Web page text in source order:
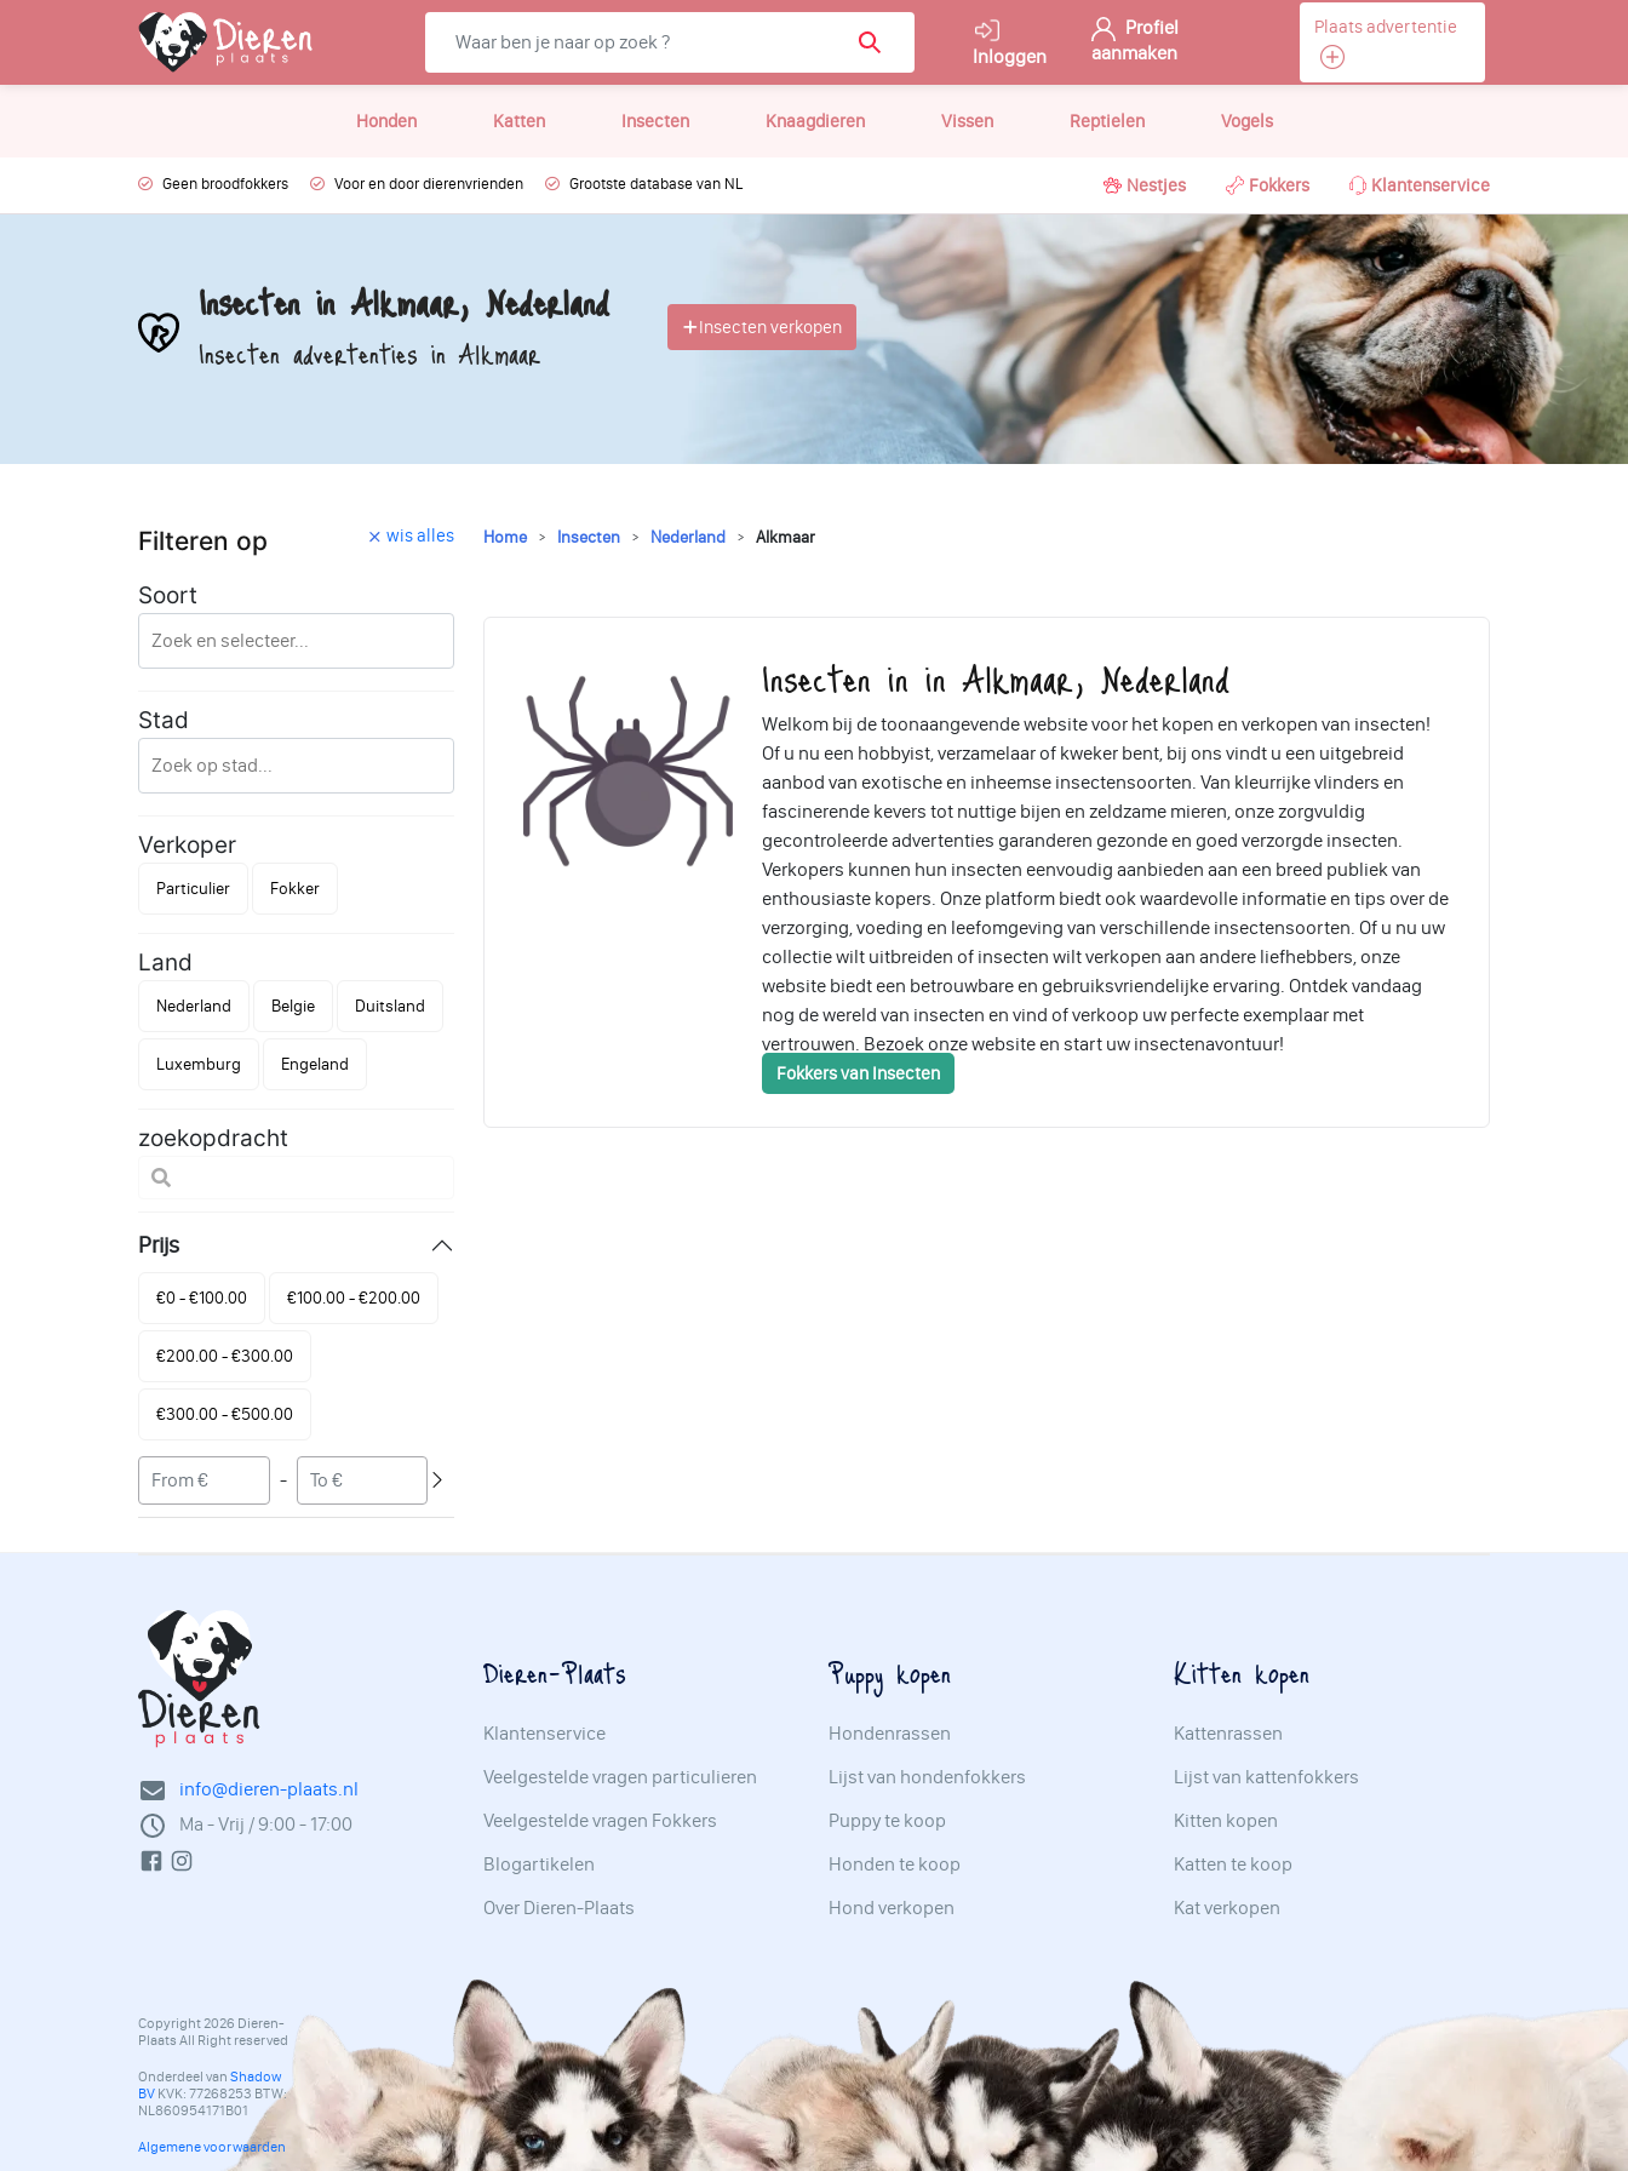
Inloggen
Profiel
aanmaken
Plaats advertentie
Honden Katten Insecten Knaagdieren Vissen Reptielen Vogels
Geen broodfokkers Voor en door dierenvrienden Grootste database van NL Nestjes Fokkers Klantenservice
Insecten in Alkmaar, Nederland
Insecten advertenties in Alkmaar Insecten verkopen
Filteren op wis alles
Soort
Stad
Verkoper
Particulier Fokker
Land
Nederland Belgie Duitsland
Luxemburg Engeland
zoekopdracht
Prijs
€0 - €100.00 €100.00 - €200.00
€200.00 - €300.00
€300.00 - €500.00
-
Home Insecten Nederland Alkmaar
Insecten in in Alkmaar, Nederland
Welkom bij de toonaangevende website voor het kopen en verkopen van insecten!
Of u nu een hobbyist, verzamelaar of kweker bent, bij ons vindt u een uitgebreid
aanbod van exotische en inheemse insectensoorten. Van kleurrijke vlinders en
fascinerende kevers tot nuttige bijen en zeldzame mieren, onze zorgvuldig
gecontroleerde advertenties garanderen gezonde en goed verzorgde insecten.
Verkopers kunnen hun insecten eenvoudig aanbieden aan een breed publiek van
enthousiaste kopers. Onze platform biedt ook waardevolle informatie en tips over de
verzorging, voeding en leefomgeving van verschillende insectensoorten. Of u nu uw
collectie wilt uitbreiden of insecten wilt verkopen aan andere liefhebbers, onze
website biedt een betrouwbare en gebruiksvriendelijke ervaring. Ontdek vandaag
nog de wereld van insecten en vind of verkoop uw perfecte exemplaar met
vertrouwen. Bezoek onze website en start uw insectenavontuur!
Fokkers van Insecten
info@dieren-plaats.nl
Ma - Vrij / 9:00 - 17:00
Copyright 2026 Dieren-
Plaats All Right reserved
Onderdeel van Shadow
BV KVK: 77268253 BTW:
NL860954171B01
Algemene voorwaarden
Dieren-Plaats
Klantenservice
Veelgestelde vragen particulieren
Veelgestelde vragen Fokkers
Blogartikelen
Over Dieren-Plaats
Puppy kopen
Hondenrassen
Lijst van hondenfokkers
Puppy te koop
Honden te koop
Hond verkopen
Kitten kopen
Kattenrassen
Lijst van kattenfokkers
Kitten kopen
Katten te koop
Kat verkopen